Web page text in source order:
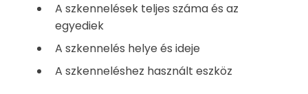
A szkennelések teljes száma és az
egyediek
A szkennelés helye és ideje
A szkenneléshez használt eszköz